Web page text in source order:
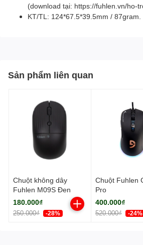
(download tại: https://fuhlen.vn/ho-
KT/TL: 124*67.5*39.5mm / 87gram.
Sản phẩm liên quan
Chuột không dây
Fuhlen M09S Đen
180.000₫
250.000₫ -28%
Chuột Fuhlen
Pro
400.000₫
520.000₫ -24%